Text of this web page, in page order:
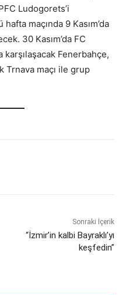
Ludogorets’i
maçında 9 Kasım’da
30 Kasım’da FC
karşılaşacak Fenerbahçe,
Trnava maçı ile grup
Sonraki İçerik
“İzmir’in kalbi Bayraklı’yı
keşfedin”